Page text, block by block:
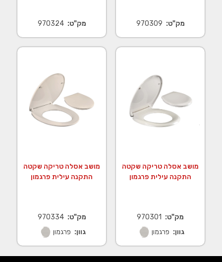
מק"ט: 970309 מק"ט:970324
מושב אסלה טריקה שקטה
התקנה עילית פרגמון
מק"ט: 970301
גוון: פרגמון
מושב אסלה טריקה שקטה
התקנה עילית פרגמון
מק"ט:970334
גוון: פרגמון